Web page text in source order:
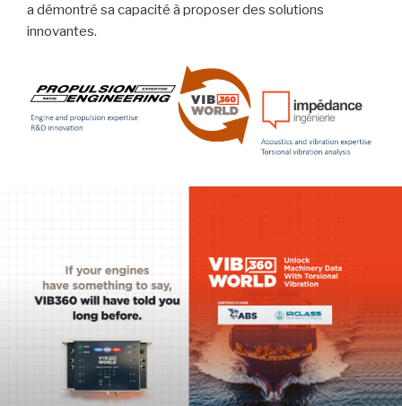
a démontré sa capacité à proposer des solutions
innovantes.